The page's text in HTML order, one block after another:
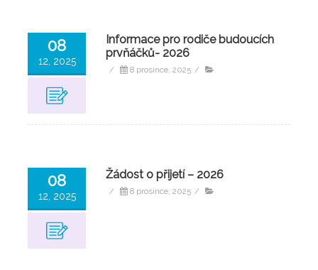
08
12, 2025
Informace pro rodiče budoucích
prvňáčků- 2026
/ 8 prosince, 2025 /
08
12, 2025
Žádost o přijetí – 2026
/ 8 prosince, 2025 /